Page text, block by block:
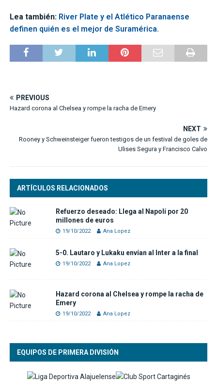
Lea también: River Plate y el Atlético Paranaense
definen quién es el mejor de Suramérica.
PREVIOUS
Hazard corona al Chelsea y rompe la racha de Emery
NEXT
Rooney y Schweinsteiger fueron testigos de un festival de goles de
Ulises Segura y Francisco Calvo
ARTÍCULOS RELACIONADOS
Refuerzo deseado: Llega al Napolí por 20
millones de euros
19/10/2022 Ana Lopez
5-0. Lautaro y Lukaku envían al Inter a la final
19/10/2022 Ana Lopez
Hazard corona al Chelsea y rompe la racha de
Emery
19/10/2022 Ana Lopez
EQUIPOS DE PRIMERA DIVISIÓN